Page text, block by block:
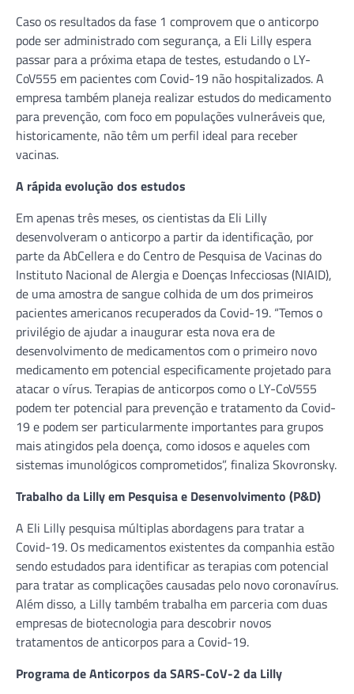
Caso os resultados da fase 1 comprovem que o anticorpo
pode ser administrado com segurança, a Eli Lilly espera
passar para a próxima etapa de testes, estudando o LY-
CoV555 em pacientes com Covid-19 não hospitalizados. A
empresa também planeja realizar estudos do medicamento
para prevenção, com foco em populações vulneráveis que,
historicamente, não têm um perfil ideal para receber
vacinas.
A rápida evolução dos estudos
Em apenas três meses, os cientistas da Eli Lilly
desenvolveram o anticorpo a partir da identificação, por
parte da AbCellera e do Centro de Pesquisa de Vacinas do
Instituto Nacional de Alergia e Doenças Infecciosas (NIAID),
de uma amostra de sangue colhida de um dos primeiros
pacientes americanos recuperados da Covid-19. “Temos o
privilégio de ajudar a inaugurar esta nova era de
desenvolvimento de medicamentos com o primeiro novo
medicamento em potencial especificamente projetado para
atacar o vírus. Terapias de anticorpos como o LY-CoV555
podem ter potencial para prevenção e tratamento da Covid-
19 e podem ser particularmente importantes para grupos
mais atingidos pela doença, como idosos e aqueles com
sistemas imunológicos comprometidos”, finaliza Skovronsky.
Trabalho da Lilly em Pesquisa e Desenvolvimento (P&D)
A Eli Lilly pesquisa múltiplas abordagens para tratar a
Covid-19. Os medicamentos existentes da companhia estão
sendo estudados para identificar as terapias com potencial
para tratar as complicações causadas pelo novo coronavírus.
Além disso, a Lilly também trabalha em parceria com duas
empresas de biotecnologia para descobrir novos
tratamentos de anticorpos para a Covid-19.
Programa de Anticorpos da SARS-CoV-2 da Lilly